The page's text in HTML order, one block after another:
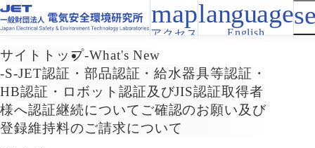
アクセス English
サイトトップ What's New
S-JET認証・部品認証・給水器具等認証・
HB認証・ロボット認証及びJIS認証取得者
様へ認証継続についてご確認のお願い及び
登録維持料のご請求について